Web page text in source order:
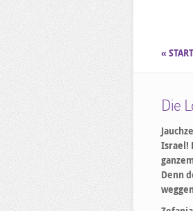
«
Die
Israel!
Denn